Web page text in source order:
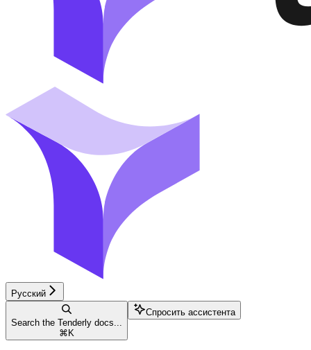
Русский
Search the Tenderly docs...
⌘ K
Спросить ассистента